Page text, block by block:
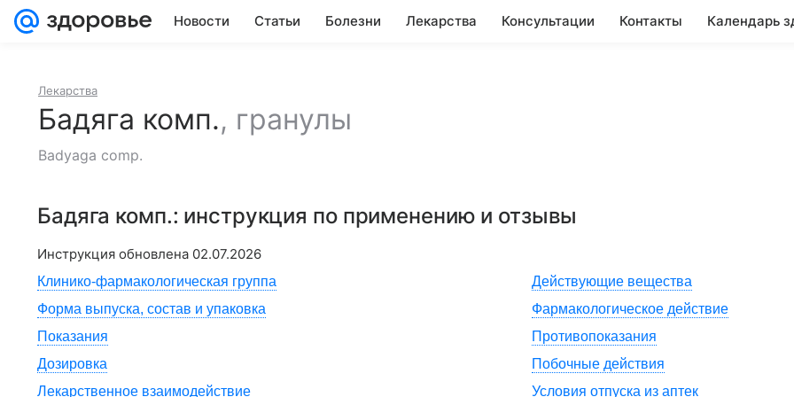
Новости Статьи Болезни Лекарства Консультации Контакты Календарь
Лекарства
Бадяга комп., гранулы
Badyaga comp.
Бадяга комп.: инструкция по применению и отзывы
Инструкция обновлена 02.07.2026
Клинико-фармакологическая группа
Действующие вещества
Форма выпуска, состав и упаковка
Фармакологическое действие
Показания
Противопоказания
Дозировка
Побочные действия
Лекарственное взаимодействие
Условия отпуска из аптек